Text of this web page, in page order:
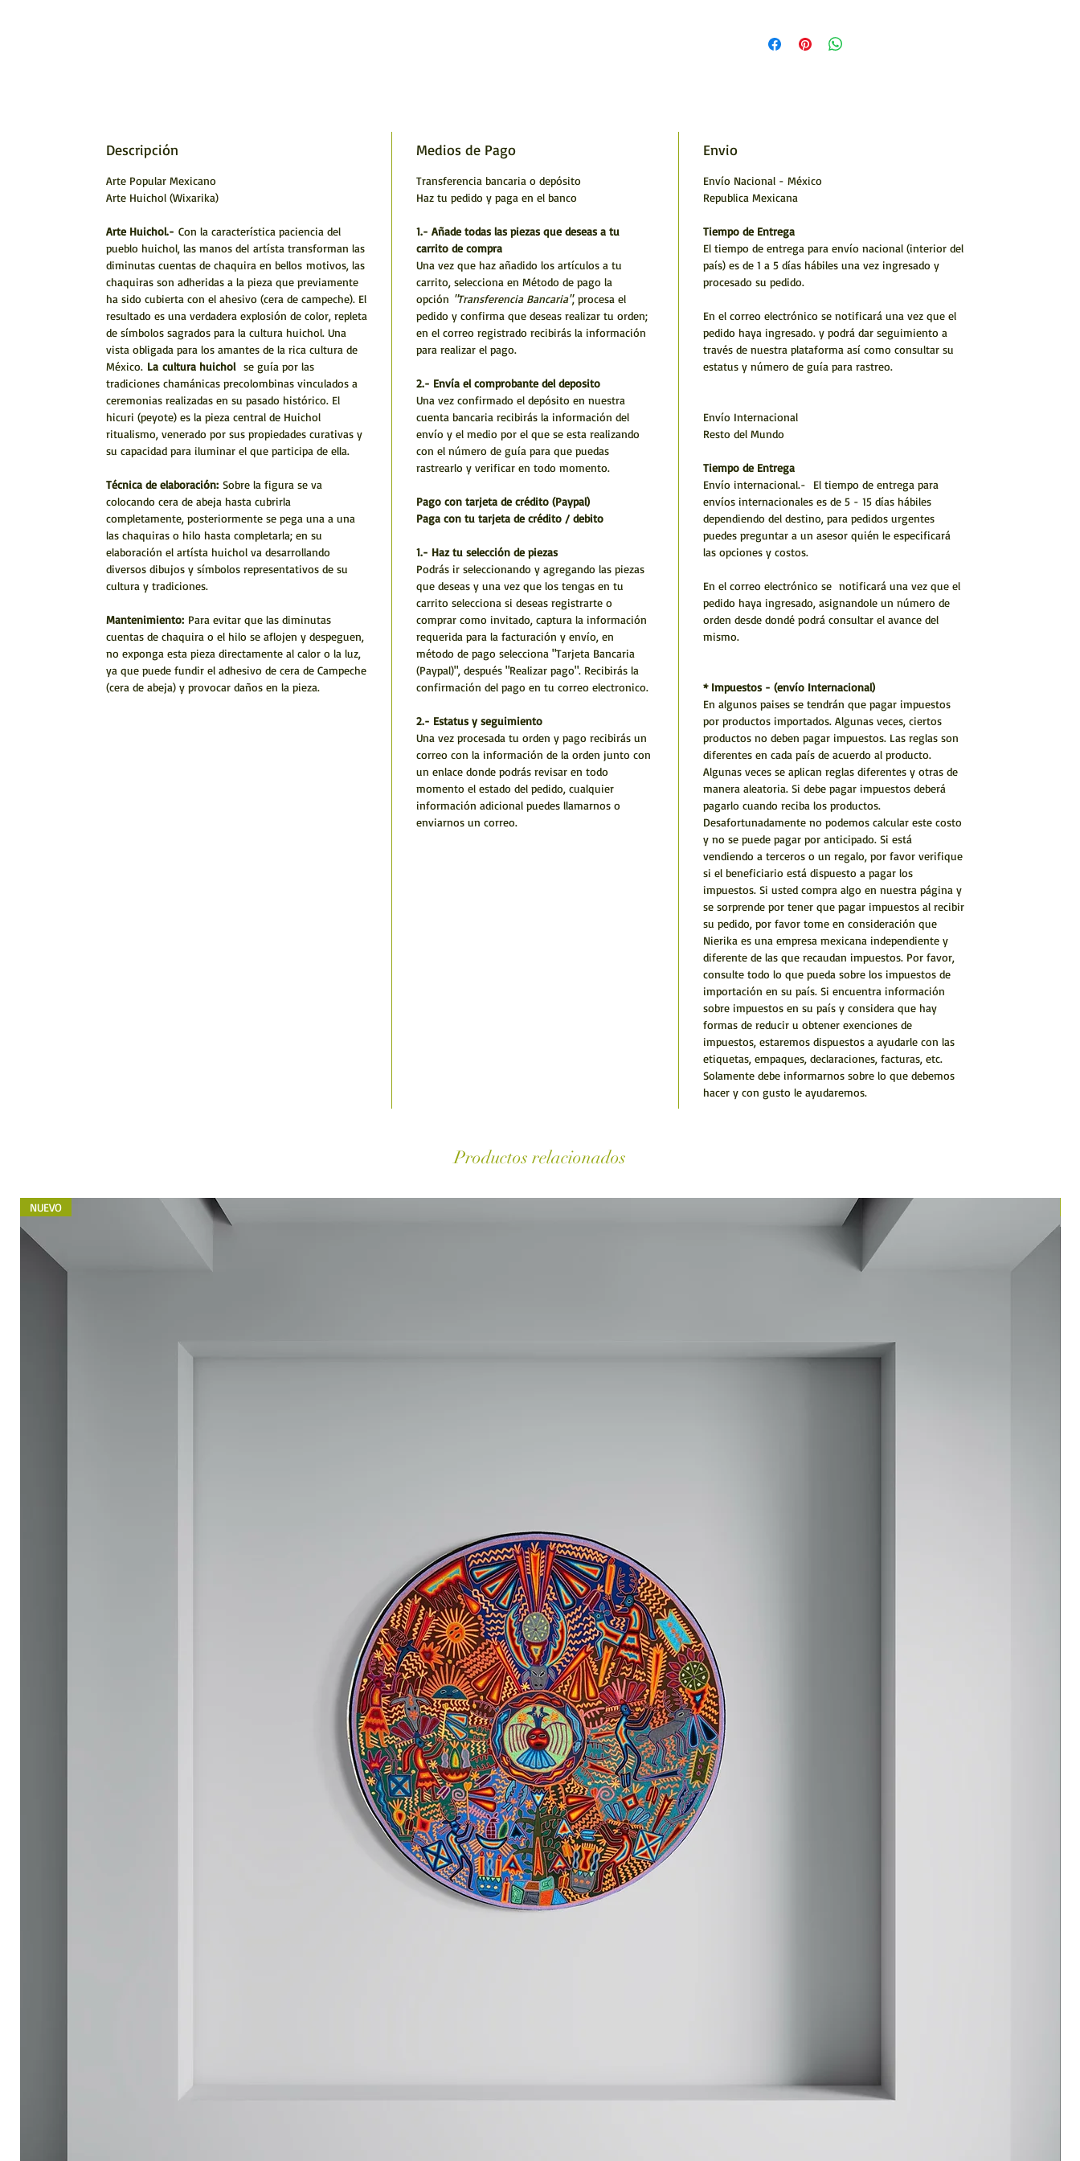
Hecho a mano por artístas Huicholes
Descripción
Arte Popular Mexicano
Arte Huichol (Wixarika)
Arte Huichol.- Con la característica paciencia del
pueblo huichol, las manos del artísta transforman las
diminutas cuentas de chaquira en bellos motivos, las
chaquiras son adheridas a la pieza que previamente
ha sido cubierta con el ahesivo (cera de campeche). El
resultado es una verdadera explosión de color, repleta
de símbolos sagrados para la cultura huichol. Una
vista obligada para los amantes de la rica cultura de
México. La cultura huichol se guía por las
tradiciones chamánicas precolombinas vinculados a
ceremonias realizadas en su pasado histórico. El
hicuri (peyote) es la pieza central de Huichol
ritualismo, venerado por sus propiedades curativas y
su capacidad para iluminar el que participa de ella.
Técnica de elaboración: Sobre la figura se va
colocando cera de abeja hasta cubrirla
completamente, posteriormente se pega una a una
las chaquiras o hilo hasta completarla; en su
elaboración el artísta huichol va desarrollando
diversos dibujos y símbolos representativos de su
cultura y tradiciones.
Mantenimiento: Para evitar que las diminutas
cuentas de chaquira o el hilo se aflojen y despeguen,
no exponga esta pieza directamente al calor o la luz,
ya que puede fundir el adhesivo de cera de Campeche
(cera de abeja) y provocar daños en la pieza.
Medios de Pago
Transferencia bancaria o depósito
Haz tu pedido y paga en el banco
1.- Añade todas las piezas que deseas a tu
carrito de compra
Una vez que haz añadido los artículos a tu
carrito, selecciona en Método de pago la
opción "Transferencia Bancaria", procesa el
pedido y confirma que deseas realizar tu orden;
en el correo registrado recibirás la información
para realizar el pago.
2.- Envía el comprobante del deposito
Una vez confirmado el depósito en nuestra
cuenta bancaria recibirás la información del
envío y el medio por el que se esta realizando
con el número de guía para que puedas
rastrearlo y verificar en todo momento.
Pago con tarjeta de crédito (Paypal)
Paga con tu tarjeta de crédito / debito
1.- Haz tu selección de piezas
Podrás ir seleccionando y agregando las piezas
que deseas y una vez que los tengas en tu
carrito selecciona si deseas registrarte o
comprar como invitado, captura la información
requerida para la facturación y envío, en
método de pago selecciona "Tarjeta Bancaria
(Paypal)", después "Realizar pago". Recibirás la
confirmación del pago en tu correo electronico.
2.- Estatus y seguimiento
Una vez procesada tu orden y pago recibirás un
correo con la información de la orden junto con
un enlace donde podrás revisar en todo
momento el estado del pedido, cualquier
información adicional puedes llamarnos o
enviarnos un correo.
Envio
Envío Nacional - México
Republica Mexicana
Tiempo de Entrega
El tiempo de entrega para envío nacional (interior del
país) es de 1 a 5 días hábiles una vez ingresado y
procesado su pedido.
En el correo electrónico se notificará una vez que el
pedido haya ingresado. y podrá dar seguimiento a
través de nuestra plataforma así como consultar su
estatus y número de guía para rastreo.
Envío Internacional
Resto del Mundo
Tiempo de Entrega
Envío internacional.- El tiempo de entrega para
envíos internacionales es de 5 - 15 días hábiles
dependiendo del destino, para pedidos urgentes
puedes preguntar a un asesor quién le especificará
las opciones y costos.
En el correo electrónico se notificará una vez que el
pedido haya ingresado, asignandole un número de
orden desde dondé podrá consultar el avance del
mismo.
* Impuestos - (envío Internacional)
En algunos paises se tendrán que pagar impuestos
por productos importados. Algunas veces, ciertos
productos no deben pagar impuestos. Las reglas son
diferentes en cada país de acuerdo al producto.
Algunas veces se aplican reglas diferentes y otras de
manera aleatoria. Si debe pagar impuestos deberá
pagarlo cuando reciba los productos.
Desafortunadamente no podemos calcular este costo
y no se puede pagar por anticipado. Si está
vendiendo a terceros o un regalo, por favor verifique
si el beneficiario está dispuesto a pagar los
impuestos. Si usted compra algo en nuestra página y
se sorprende por tener que pagar impuestos al recibir
su pedido, por favor tome en consideración que
Nierika es una empresa mexicana independiente y
diferente de las que recaudan impuestos. Por favor,
consulte todo lo que pueda sobre los impuestos de
importación en su país. Si encuentra información
sobre impuestos en su país y considera que hay
formas de reducir u obtener exenciones de
impuestos, estaremos dispuestos a ayudarle con las
etiquetas, empaques, declaraciones, facturas, etc.
Solamente debe informarnos sobre lo que debemos
hacer y con gusto le ayudaremos.
Productos relacionados
NUEVO